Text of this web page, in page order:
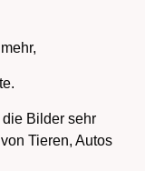
Bilder sehr
Tieren, Autos